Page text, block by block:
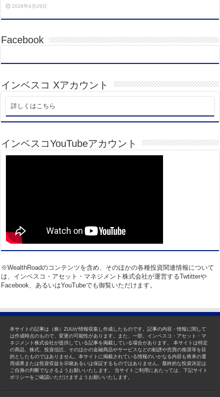
2026年4月29日
Facebook
インベスコ Xアカウント
詳しくはこちら
インベスコYouTubeアカウント
※WealthRoadのコンテンツを含め、そのほかの各種投資関連情報について
は、インベスコ・アセット・マネジメント株式会社が運営するTwtitterや
Facebook、あるいはYouTubeでも御覧いただけます。
本サイトの記事は（株）ZUUが情報収集し作成したものです。記事の内容・情報に関して
は作成時点のもので、変更の可能性があります。また、一部、インベスコ・アセット・マ
ネジメント株式会社が提供している記事を掲載している場合があります。 本サイトは特定
の商品、株式、投資信託、そのほかの金融商品やサービスなどの勧誘や売買の推奨等を目
的としたものではありません。本サイトに掲載されている情報のいかなる内容も将来の運
用成果または投資収益を示唆あるいは保証するものではありません。最終的な投資決定は
ご自身の判断でなさるようお願いいたします。 当サイトご利用にあたっては、下記サイト
ポリシーをご確認いただけますようお願いいたします。